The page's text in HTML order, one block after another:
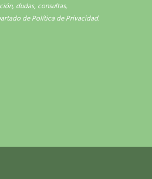
dudas, consultas,
de Política de Privacidad.